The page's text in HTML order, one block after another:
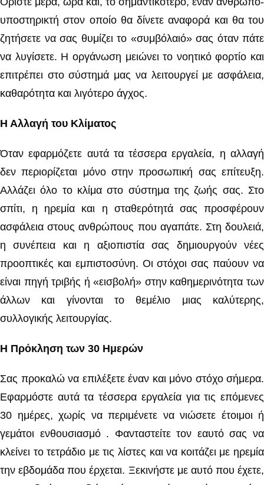
υποστηρικτή στον οποίο θα δίνετε αναφορά και θα του
ζητήσετε να σας θυμίζει το «συμβόλαιό» σας όταν πάτε
να λυγίσετε. Η οργάνωση μειώνει το νοητικό φορτίο και
επιτρέπει στο σύστημά μας να λειτουργεί με ασφάλεια,
καθαρότητα και λιγότερο άγχος.
Η Αλλαγή του Κλίματος
Όταν εφαρμόζετε αυτά τα τέσσερα εργαλεία, η αλλαγή
δεν περιορίζεται μόνο στην προσωπική σας επίτευξη.
Αλλάζει όλο το κλίμα στο σύστημα της ζωής σας. Στο
σπίτι, η ηρεμία και η σταθερότητά σας προσφέρουν
ασφάλεια στους ανθρώπους που αγαπάτε. Στη δουλειά,
η συνέπεια και η αξιοπιστία σας δημιουργούν νέες
προοπτικές και εμπιστοσύνη. Οι στόχοι σας παύουν να
είναι πηγή τριβής ή «εισβολή» στην καθημερινότητα των
άλλων και γίνονται το θεμέλιο μιας καλύτερης,
συλλογικής λειτουργίας.
Η Πρόκληση των 30 Ημερών
Σας προκαλώ να επιλέξετε έναν και μόνο στόχο σήμερα.
Εφαρμόστε αυτά τα τέσσερα εργαλεία για τις επόμενες
30 ημέρες, χωρίς να περιμένετε να νιώσετε έτοιμοι ή
γεμάτοι ενθουσιασμό . Φανταστείτε τον εαυτό σας να
κλείνει το τετράδιο με τις λίστες και να κοιτάζει με ηρεμία
την εβδομάδα που έρχεται. Ξεκινήστε με αυτό που έχετε,